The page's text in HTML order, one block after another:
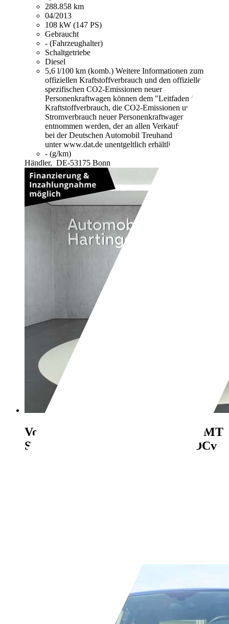
288.858 km
04/2013
108 kW (147 PS)
Gebraucht
- (Fahrzeughalter)
Schaltgetriebe
Diesel
5,6 l/100 km (komb.) Weitere Informationen zum
offiziellen Kraftstoffverbrauch und den offiziellen
spezifischen CO2-Emissionen neuer
Personenkraftwagen können dem "Leitfaden über den
Kraftstoffverbrauch, die CO2-Emissionen und den
Stromverbrauch neuer Personenkraftwagen"
entnommen werden, der an allen Verkaufsstellen und
bei der Deutschen Automobil Treuhand GmbH
unter www.dat.de unentgeltlich erhältlich ist.
- (g/km)
Händler, DE-53175 Bonn
Volkswagen Polo
V Comfortline BMT
Start-Stopp Navi Klimaautom PDCv